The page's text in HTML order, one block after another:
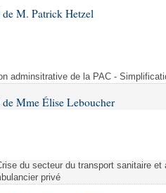
de M. Patrick Hetzel
adminsitrative de la PAC -
Mme Élise Leboucher
du secteur du transport sanitaire
privé